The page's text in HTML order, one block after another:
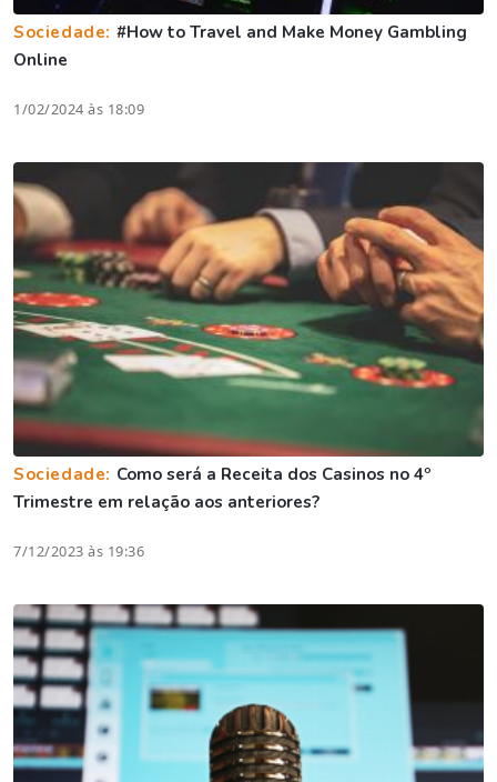
Sociedade: #How to Travel and Make Money Gambling
Online
1/02/2024 às 18:09
Sociedade: Como será a Receita dos Casinos no 4º
Trimestre em relação aos anteriores?
7/12/2023 às 19:36